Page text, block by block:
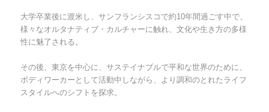
大学卒業後に渡米し、サンフランシスコで約10年間過ごす中で、
様々なオルタナティブ・カルチャーに触れ、文化や生き方の多様
性に魅了される。
その後、東京を中心に、サステイナブルで平和な世界のために、
ボディワーカーとして活動中しながら、より調和のとれたライフ
スタイルへのシフトを探求。